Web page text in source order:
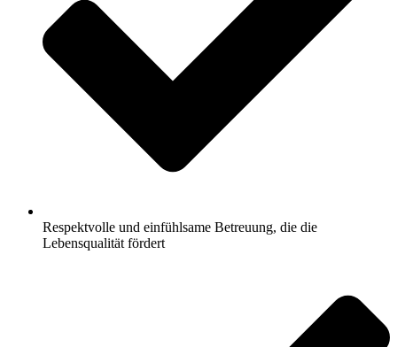
Respektvolle und einfühlsame Betreuung, die die
Lebensqualität fördert